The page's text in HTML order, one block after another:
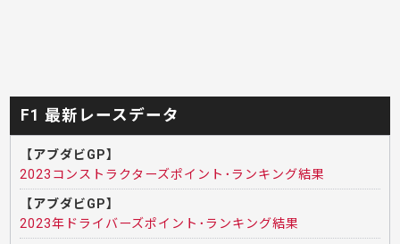
F1 最新レースデータ
【アブダビGP】
2023コンストラクターズポイント･ランキング結果
【アブダビGP】
2023年ドライバーズポイント･ランキング結果